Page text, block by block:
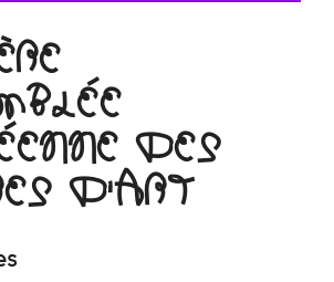
DES
D'ART